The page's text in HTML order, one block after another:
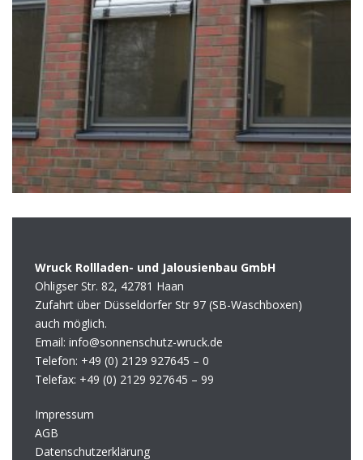
Wruck Rollladen- und Jalousienbau GmbH
Ohligser Str. 82, 42781 Haan
Zufahrt über Düsseldorfer Str 97 (SB-Waschboxen)
auch möglich.
Email: info@sonnenschutz-wruck.de
Telefon: +49 (0) 2129 927645 – 0
Telefax: +49 (0) 2129 927645 – 99
Impressum
AGB
Datenschutzerklärung